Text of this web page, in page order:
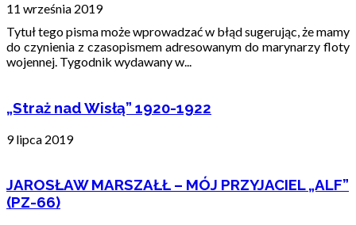
11 września 2019
Tytuł tego pisma może wprowadzać w błąd sugerując, że mamy
do czynienia z czasopismem adresowanym do marynarzy floty
wojennej. Tygodnik wydawany w...
„Straż nad Wisłą” 1920-1922
9 lipca 2019
JAROSŁAW MARSZAŁŁ – MÓJ PRZYJACIEL „ALF”
(PZ-66)